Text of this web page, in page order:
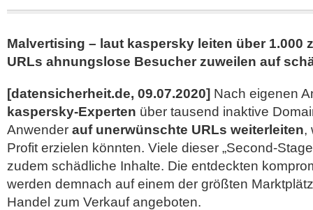
Malvertising – laut kaspersky leiten über 1.000
URLs ahnungslose Besucher zuweilen auf
[datensicherheit.de, 09.07.2020] Nach eigenen
kaspersky-Experten über tausend inaktive
Anwender auf unerwünschte URLs weiterleiten,
Profit erzielen könnten. Viele dieser „Second-
zudem schädliche Inhalte. Die entdeckten
werden demnach auf einem der größten
Handel zum Verkauf angeboten.